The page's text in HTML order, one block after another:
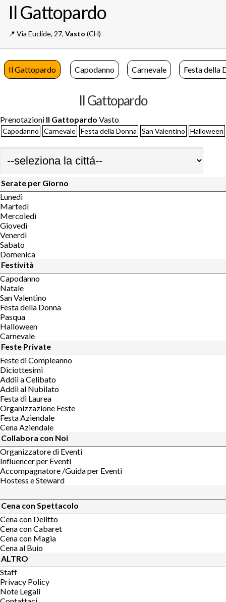
Il Gattopardo
📍️ Via Euclide, 27, Vasto (CH)
Il Gattopardo Capodanno Carnevale Festa della
Il Gattopardo
Prenotazioni Il Gattopardo Vasto
Capodanno Carnevale Festa della Donna San Valentino Halloween
Serate per Giorno
Lunedì
Martedì
Mercoledì
Giovedì
Venerdì
Sabato
Domenica
Festività
Capodanno
Natale
San Valentino
Festa della Donna
Pasqua
Halloween
Carnevale
Feste Private
Feste di Compleanno
Diciottesimi
Addii a Celibato
Addii al Nubilato
Festa di Laurea
Organizzazione Feste
Festa Aziendale
Cena Aziendale
Collabora con Noi
Organizzatore di Eventi
Influencer per Eventi
Accompagnatore /Guida per Eventi
Hostess e Steward
Cena con Spettacolo
Cena con Delitto
Cena con Cabaret
Cena con Magia
Cena al Buio
ALTRO
Staff
Privacy Policy
Note Legali